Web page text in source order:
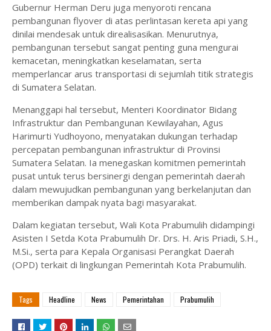
Gubernur Herman Deru juga menyoroti rencana
pembangunan flyover di atas perlintasan kereta api yang
dinilai mendesak untuk direalisasikan. Menurutnya,
pembangunan tersebut sangat penting guna mengurai
kemacetan, meningkatkan keselamatan, serta
memperlancar arus transportasi di sejumlah titik strategis
di Sumatera Selatan.
Menanggapi hal tersebut, Menteri Koordinator Bidang
Infrastruktur dan Pembangunan Kewilayahan, Agus
Harimurti Yudhoyono, menyatakan dukungan terhadap
percepatan pembangunan infrastruktur di Provinsi
Sumatera Selatan. Ia menegaskan komitmen pemerintah
pusat untuk terus bersinergi dengan pemerintah daerah
dalam mewujudkan pembangunan yang berkelanjutan dan
memberikan dampak nyata bagi masyarakat.
Dalam kegiatan tersebut, Wali Kota Prabumulih didampingi
Asisten I Setda Kota Prabumulih Dr. Drs. H. Aris Priadi, S.H.,
M.Si., serta para Kepala Organisasi Perangkat Daerah
(OPD) terkait di lingkungan Pemerintah Kota Prabumulih.
Tags Headline News Pemerintahan Prabumulih